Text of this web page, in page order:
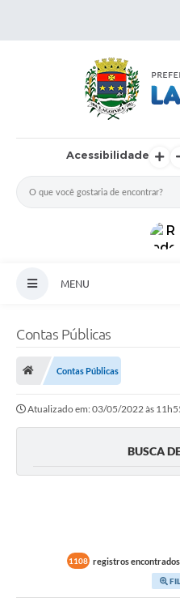
Acessibilidade
MENU
Turismo
Secretarias
Multimídia
Formulário Elaboração LOA 2021
Contas Públicas
Contas Públicas
Atualizado em: 03/05/2022 às
BUSCA
1108 registros